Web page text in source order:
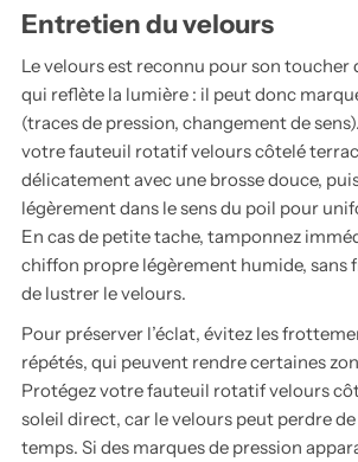
Entretien du velours
Le velours est reconnu pour son toucher
qui reflète la lumière : il peut donc
(traces de pression, changement de
votre fauteuil rotatif velours côtelé
délicatement avec une brosse douce,
légèrement dans le sens du poil pour
En cas de petite tache, tamponnez
chiffon propre légèrement humide, sans
de lustrer le velours.
Pour préserver l’éclat, évitez les
répétés, qui peuvent rendre certaines
Protégez votre fauteuil rotatif velours
soleil direct, car le velours peut perdre
temps. Si des marques de pression